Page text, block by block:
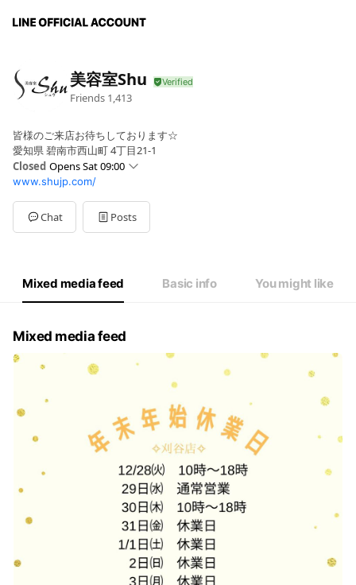
美容室Shu
Friends 1,413
皆様のご来店お待ちしております☆
愛知県 碧南市西山町 4丁目21-1
Closed Opens Sat 09:00
Sun09:00 - 18:00
MonClosed
TueClosed
Wed09:00 - 19:00
09:00 - 18:00
毎週月火曜日定休
www.shujp.com/
Chat Posts
Mixed media feed Basic info You might like
Mixed media feed